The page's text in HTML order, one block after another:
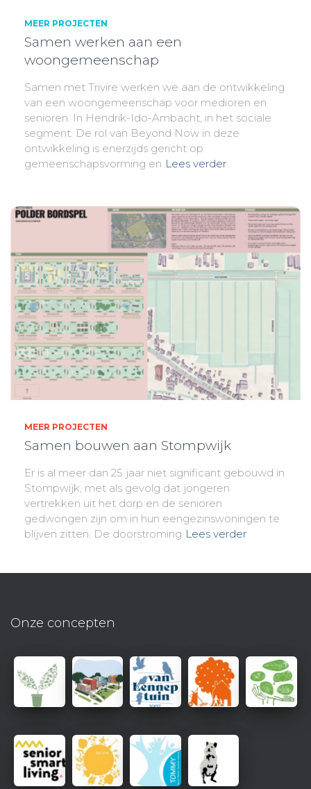
MEER PROJECTEN
Samen werken aan een
woongemeenschap
Samen met Trivire werken we aan de ontwikkeling
van een woongemeenschap voor medioren en
senioren. In Hendrik-Ido-Ambacht, in het sociale
segment. De rol van Beyond Now in deze
ontwikkeling is enerzijds gericht op
gemeenschapsvorming en Lees verder
MEER PROJECTEN
Samen bouwen aan Stompwijk
Er is al meer dan 25 jaar niet significant gebouwd in
Stompwijk, met als gevolg dat jongeren
vertrekken uit het dorp en de senioren
gedwongen zijn om in hun eengezinswoningen te
blijven zitten. De doorstroming Lees verder
Onze concepten